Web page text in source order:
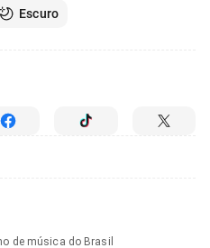
Escuro
de música do Brasil